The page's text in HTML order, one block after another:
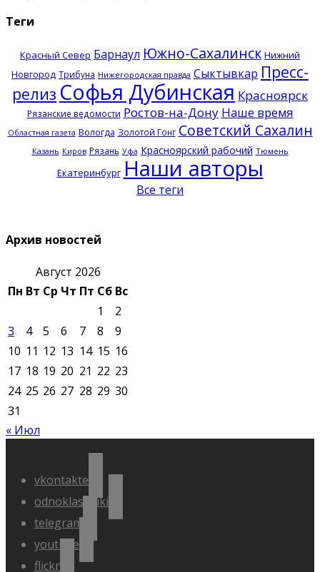
Теги
Красный Север Барнаул Южно-Сахалинск Нижний
Новгород Трибуна Нижегородская правда Сыктывкар Пресс-
релиз Софья Дубинская Красноярск
Рязанские ведомости Ростов-на-Дону Наше время
Областная газета Вологда Золотой Гонг Советский Сахалин
Казань Киров Рязань Уфа Красноярский рабочий Тюмень
Екатеринбург Наши авторы
Все теги
Архив новостей
Август 2026
Пн Вт Ср Чт Пт Сб Вс
1
2
3
4 5 6 7 8
9
10 11 12 13 14 15 16
17 18 19 20 21 22 23
24 25 26 27 28 29 30
31
« Июл
vkontakte
odnoklassniki
telegram
youtube
flickr